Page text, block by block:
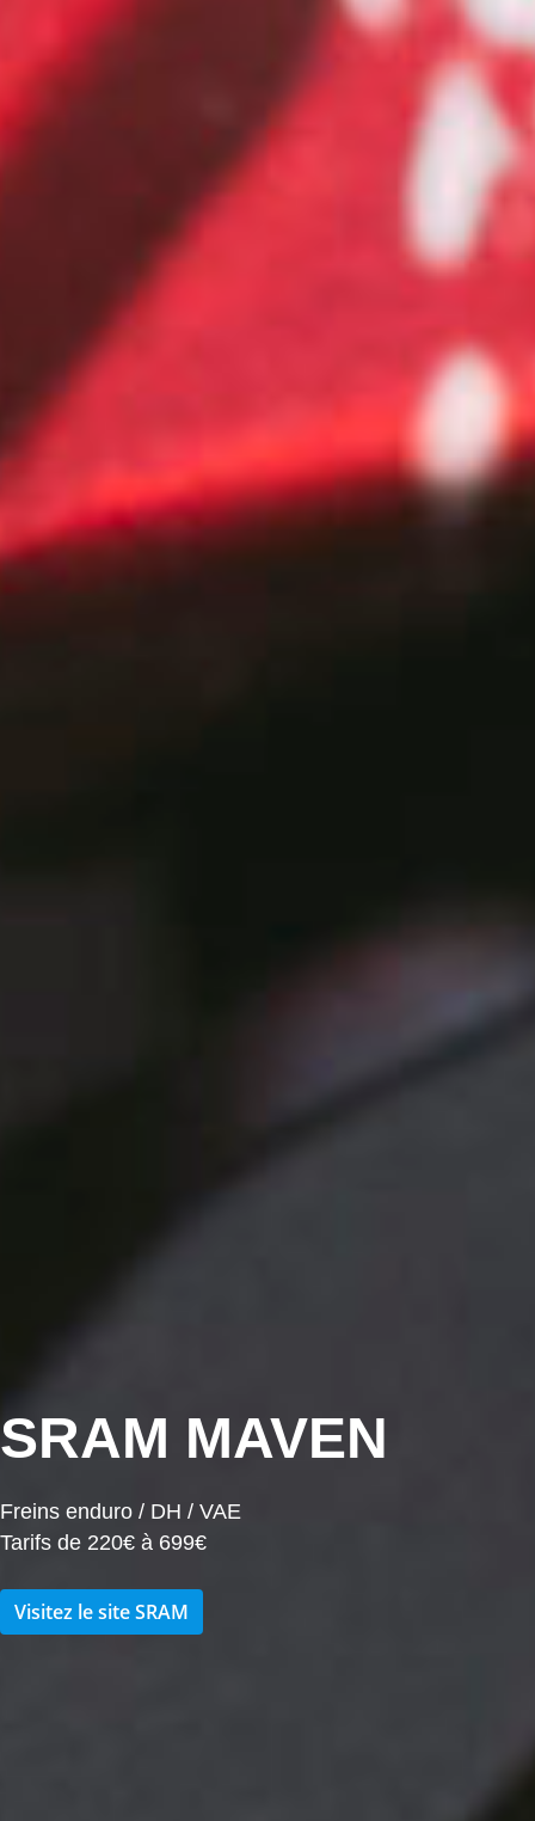
SRAM MAVEN
Freins enduro / DH / VAE
Tarifs de 220€ à 699€
Visitez le site SRAM